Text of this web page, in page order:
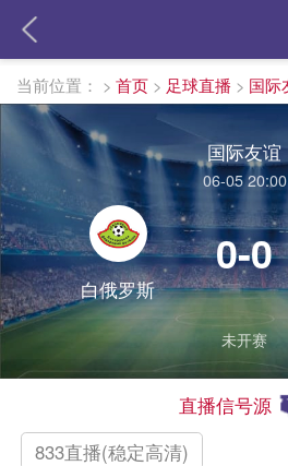
当前位置： > 首页 > 足球直播 >
国际友谊
06-05 20:00
白俄罗斯
0-0
未开赛
直播信号源
833直播(稳定高清)